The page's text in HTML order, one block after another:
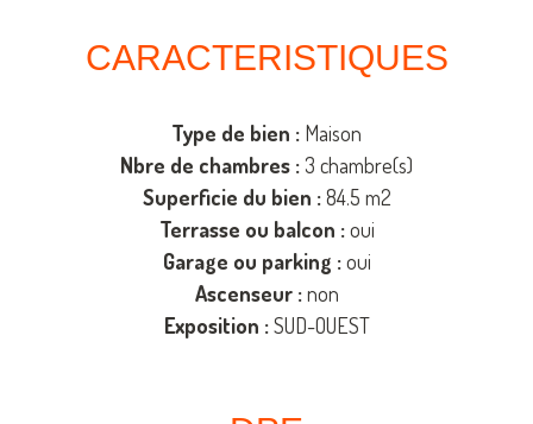
CARACTERISTIQUES
Type de bien : Maison
Nbre de chambres : 3 chambre(s)
Superficie du bien :84.5 m2
Terrasse ou balcon :oui
Garage ou parking :oui
Ascenseur :non
Exposition :SUD-OUEST